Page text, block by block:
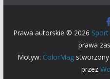
Prawa autorskie © 2026
prawa
Motyw: ColorMagstworzony
przez